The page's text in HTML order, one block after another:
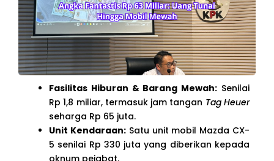
Fasilitas Hiburan & Barang Mewah: Senilai
Rp 1,8 miliar, termasuk jam tangan Tag Heuer
seharga Rp 65 juta.
Unit Kendaraan:Satu unit mobil Mazda CX-
5 senilai Rp 330 juta yang diberikan kepada
oknum pejabat.